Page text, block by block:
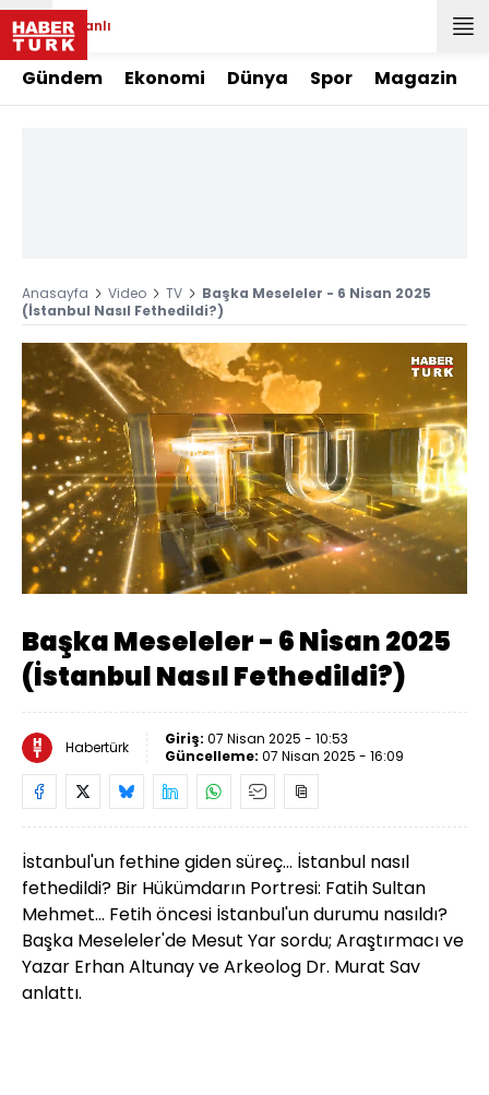
Canlı
Gündem Ekonomi Dünya Spor Magazin
Anasayfa Video TV
Başka Meseleler - 6 Nisan 2025
(İstanbul Nasıl Fethedildi?)
Sesi
Aç
Yüklendi :
0.37%
Oynatma
Hızı
Başka Meseleler - 6 Nisan 2025
(İstanbul Nasıl Fethedildi?)
Habertürk Giriş: 07 Nisan 2025 - 10:53
Güncelleme: 07 Nisan 2025 - 16:09
İstanbul'un fethine giden süreç... İstanbul nasıl
fethedildi? Bir Hükümdarın Portresi: Fatih Sultan
Mehmet... Fetih öncesi İstanbul'un durumu nasıldı?
Başka Meseleler'de Mesut Yar sordu; Araştırmacı ve
Yazar Erhan Altunay ve Arkeolog Dr. Murat Sav
anlattı.